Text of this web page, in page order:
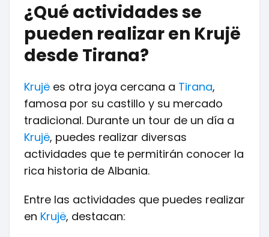
¿Qué actividades se
pueden realizar en Krujë
desde Tirana?
Krujë es otra joya cercana a Tirana,
famosa por su castillo y su mercado
tradicional. Durante un tour de un día a
Krujë, puedes realizar diversas
actividades que te permitirán conocer la
rica historia de Albania.
Entre las actividades que puedes realizar
en Krujë, destacan: